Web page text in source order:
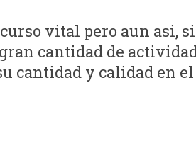
vital pero aun asi,
cantidad de
cantidad y calidad en